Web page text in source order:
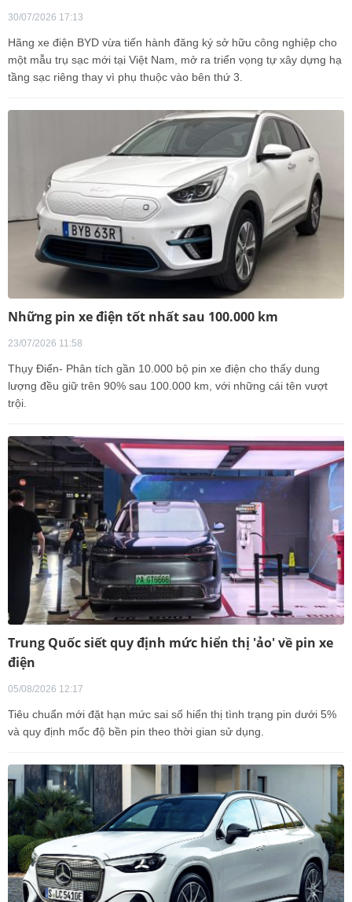
30/07/2026 17:13
Hãng xe điện BYD vừa tiến hành đăng ký sở hữu công nghiệp cho
một mẫu trụ sạc mới tại Việt Nam, mở ra triển vọng tự xây dựng hạ
tầng sạc riêng thay vì phụ thuộc vào bên thứ 3.
Những pin xe điện tốt nhất sau 100.000 km
23/07/2026 11:58
Thụy Điển- Phân tích gần 10.000 bộ pin xe điện cho thấy dung
lượng đều giữ trên 90% sau 100.000 km, với những cái tên vượt
trội.
Trung Quốc siết quy định mức hiển thị 'ảo' về pin xe
điện
05/08/2026 12:17
Tiêu chuẩn mới đặt hạn mức sai số hiển thị tình trạng pin dưới 5%
và quy định mốc độ bền pin theo thời gian sử dụng.